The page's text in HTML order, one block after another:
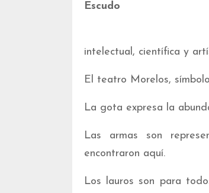
Escudo
intelectual, científica y
El teatro Morelos,
La gota expresa la
Las armas son
encontraron aquí.
Los lauros son para